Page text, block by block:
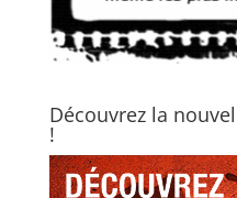
Découvrez la
!